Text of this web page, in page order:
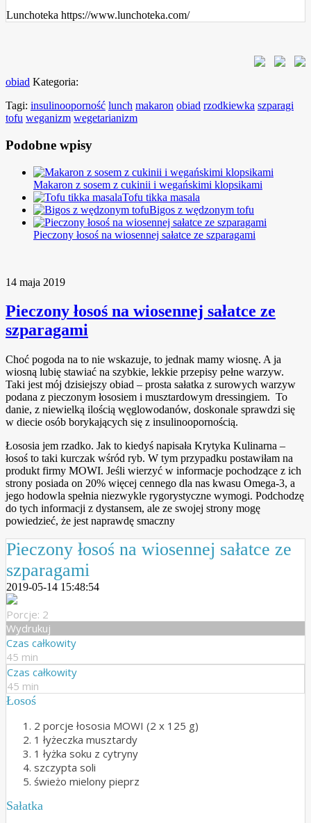
Lunchoteka https://www.lunchoteka.com/
obiad Kategoria:
Tagi: insulinooporność lunch makaron obiad rzodkiewka szparagi
tofu weganizm wegetarianizm
Podobne wpisy
Makaron z sosem z cukinii i wegańskimi klopsikami
Tofu tikka masala
Bigos z wędzonym tofu
Pieczony łosoś na wiosennej sałatce ze szparagami
14 maja 2019
Pieczony łosoś na wiosennej sałatce ze
szparagami
Choć pogoda na to nie wskazuje, to jednak mamy wiosnę. A ja
wiosną lubię stawiać na szybkie, lekkie przepisy pełne warzyw.
Taki jest mój dzisiejszy obiad – prosta sałatka z surowych warzyw
podana z pieczonym łososiem i musztardowym dressingiem. To
danie, z niewielką ilością węglowodanów, doskonale sprawdzi się
w diecie osób borykających się z insulinoopornością.
Łososia jem rzadko. Jak to kiedyś napisała Krytyka Kulinarna –
łosoś to taki kurczak wśród ryb. W tym przypadku postawiłam na
produkt firmy MOWI. Jeśli wierzyć w informacje pochodzące z ich
strony posiada on 20% więcej cennego dla nas kwasu Omega-3, a
jego hodowla spełnia niezwykle rygorystyczne wymogi. Podchodzę
do tych informacji z dystansem, ale ze swojej strony mogę
powiedzieć, że jest naprawdę smaczny
Pieczony łosoś na wiosennej sałatce ze
szparagami
2019-05-14 15:48:54
Porcje: 2
Wydrukuj
Czas całkowity
45 min
Czas całkowity
45 min
Łosoś
2 porcje łososia MOWI (2 x 125 g)
1 łyżeczka musztardy
1 łyżka soku z cytryny
szczypta soli
świeżo mielony pieprz
Sałatka